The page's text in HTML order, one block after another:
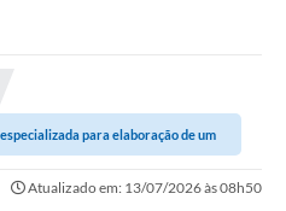
para elaboração de um
Atualizado em: 13/07/2026 às 08h50